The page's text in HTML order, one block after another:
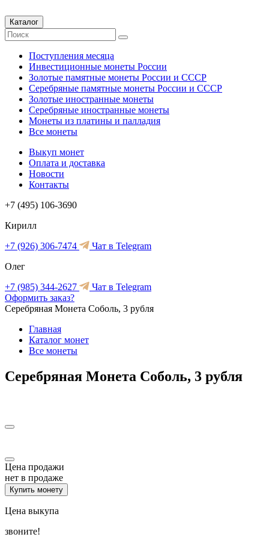
Каталог
Поступления месяца
Инвестиционные монеты России
Золотые памятные монеты России и СССР
Серебряные памятные монеты России и СССР
Золотые иностранные монеты
Серебряные иностранные монеты
Монеты из платины и палладия
Все монеты
Выкуп монет
Оплата и доставка
Новости
Контакты
+7 (495) 106-3690
Кирилл
+7 (926) 306-7474
Чат в Telegram
Олег
+7 (985) 344-2627
Чат в Telegram
Оформить заказ?
Серебряная Монета Соболь, 3 рубля
Главная
Каталог монет
Все монеты
Серебряная Монета Соболь, 3 рубля
Цена продажи
нет в продаже
Купить монету
Цена выкупа
звоните!